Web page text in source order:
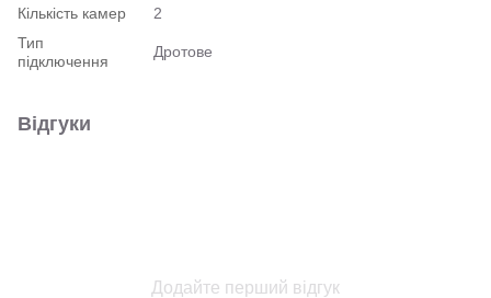
Кількість камер
2
Тип
підключення
Дротове
Відгуки
Додайте перший відгук